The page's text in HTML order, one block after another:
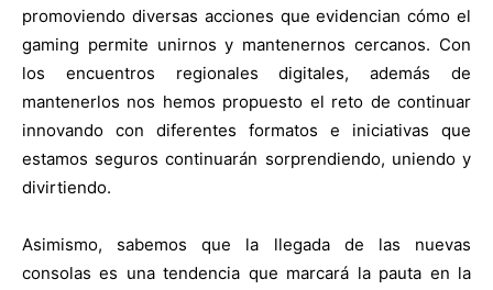
promoviendo diversas acciones que evidencian cómo el
gaming permite unirnos y mantenernos cercanos. Con
los encuentros regionales digitales, además de
mantenerlos nos hemos propuesto el reto de continuar
innovando con diferentes formatos e iniciativas que
estamos seguros continuarán sorprendiendo, uniendo y
divirtiendo.
Asimismo, sabemos que la llegada de las nuevas
consolas es una tendencia que marcará la pauta en la